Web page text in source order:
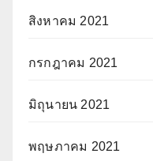
สิงหาคม 2021
กรกฎาคม 2021
มิถุนายน 2021
พฤษภาคม 2021